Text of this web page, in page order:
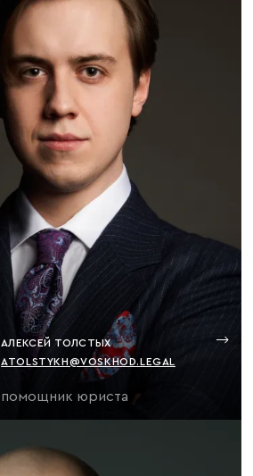
АЛЕКСЕЙ ТОЛСТЫХ
ATOLSTYKH@VOSKHOD.LEGAL
помощник юриста